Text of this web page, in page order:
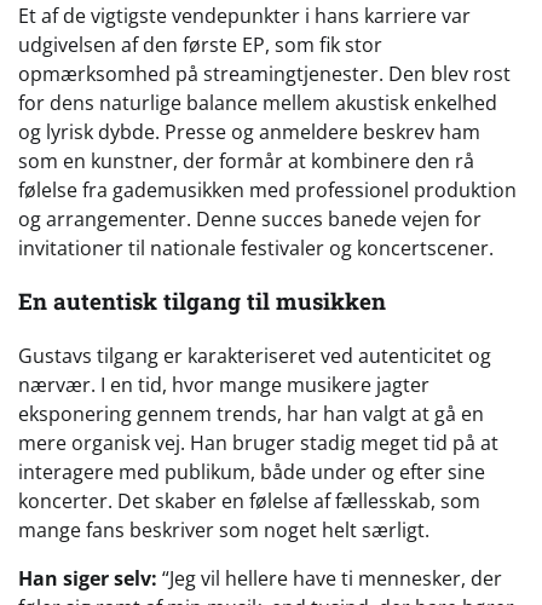
Et af de vigtigste vendepunkter i hans karriere var
udgivelsen af den første EP, som fik stor
opmærksomhed på streamingtjenester. Den blev rost
for dens naturlige balance mellem akustisk enkelhed
og lyrisk dybde. Presse og anmeldere beskrev ham
som en kunstner, der formår at kombinere den rå
følelse fra gademusikken med professionel produktion
og arrangementer. Denne succes banede vejen for
invitationer til nationale festivaler og koncertscener.
En autentisk tilgang til musikken
Gustavs tilgang er karakteriseret ved autenticitet og
nærvær. I en tid, hvor mange musikere jagter
eksponering gennem trends, har han valgt at gå en
mere organisk vej. Han bruger stadig meget tid på at
interagere med publikum, både under og efter sine
koncerter. Det skaber en følelse af fællesskab, som
mange fans beskriver som noget helt særligt.
Han siger selv: “Jeg vil hellere have ti mennesker, der